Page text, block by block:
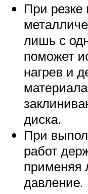
При резке
лишь с
поможет
нагрев и
диска.
При
работ
применяя
давление.